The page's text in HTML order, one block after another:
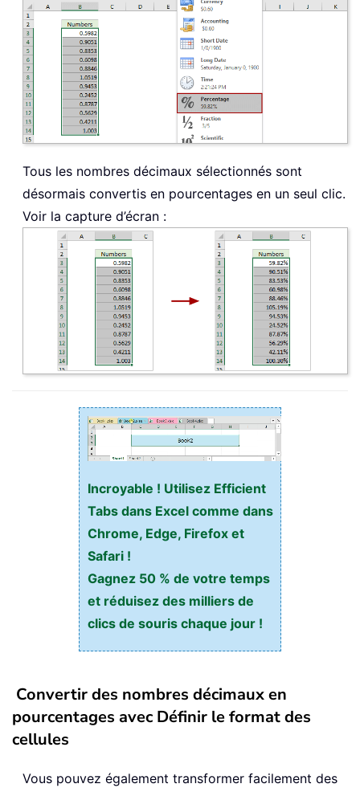
Tous les nombres décimaux sélectionnés sont
désormais convertis en pourcentages en un seul clic.
Voir la capture d’écran :
Incroyable ! Utilisez Efficient
Tabs dans Excel comme dans
Chrome, Edge, Firefox et
Safari !
Gagnez 50 % de votre temps
et réduisez des milliers de
clics de souris chaque jour !
Convertir des nombres décimaux en
pourcentages avec Définir le format des
cellules
Vous pouvez également transformer facilement des